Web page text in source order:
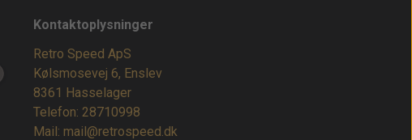
Kontaktoplysninger
Retro Speed ApS
Kølsmosevej 6, Enslev
8361 Hasselager
Telefon: 28710998
Mail: mail@retrospeed.dk